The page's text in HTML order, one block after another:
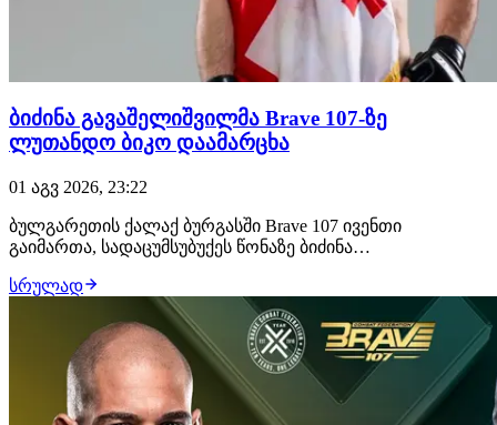
ბიძინა გავაშელიშვილმა Brave 107-ზე
ლუთანდო ბიკო დაამარცხა
01 აგვ 2026, 23:22
ბულგარეთის ქალაქ ბურგასში Brave 107 ივენთი
გაიმართა, სადაცუმსუბუქეს წონაზე ბიძინა
ქართველმა მებრძოლმა ლუთანდო ბიკო მსაჯების
გადაწყვეტილებით დაამარცხა და უდიდესი ალბათობით,
დივიზიონის საჩემპიონო ბრძოლა გაინაღდა, სადაც
მუჰამედ მოკაევს დაუ…
სრულად